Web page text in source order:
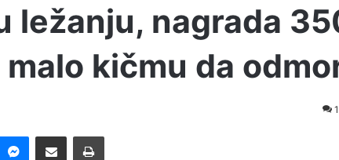
ležanju, nagrada
malo kičmu da
1
Messenger
Pošalji preko E-Maila Printaj